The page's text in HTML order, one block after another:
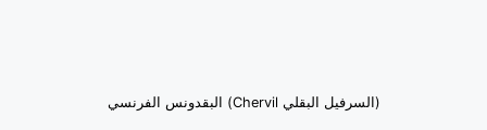
(السرفيل البقلي Chervil) البقدونس الفرنسي